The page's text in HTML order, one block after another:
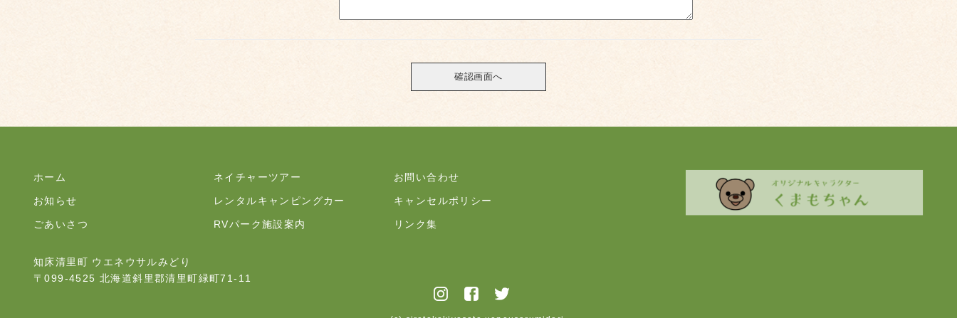
ホーム
お知らせ
ごあいさつ
ネイチャーツアー
レンタルキャンピングカー
RVパーク施設案内
お問い合わせ
キャンセルポリシー
リンク集
知床清里町 ウエネウサルみどり
〒099-4525 北海道斜里郡清里町緑町71-11